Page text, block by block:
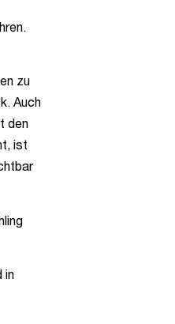
zu
Auch
den
ist
in